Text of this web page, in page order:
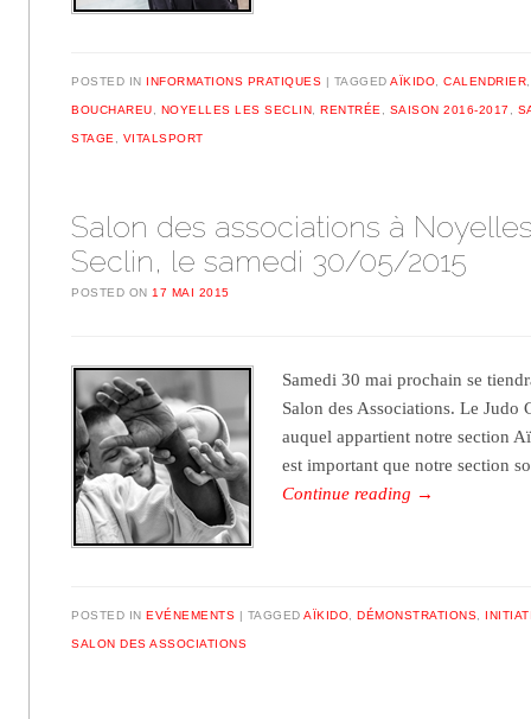
POSTED IN INFORMATIONS PRATIQUES TAGGEDAÏKIDO ,CALENDRIER
BOUCHAREU NOYELLES LES SECLIN ,RENTRÉE SAISON 2016-2017
STAGE VITALSPORT
Salon des associations à
Seclin, le samedi 30/05/2015
POSTED ON 17 MAI 2015
Samedi 30 mai prochain se
Salon des Associations. Le Judo
auquel appartient notre section
est important que notre section
Continue reading →
POSTED INEVÉNEMENTS TAGGEDAÏKIDO ,DÉMONSTRATIONS
SALON DES ASSOCIATIONS